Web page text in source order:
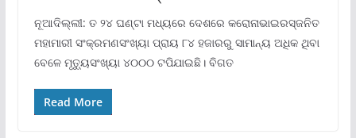
ନୂଆଦିଲ୍ଲୀ: ତ ୨୪ ଘଣ୍ଟା ମଧ୍ୟରେ ଦେଶରେ କରୋନାଭାଇରସ୍ଜନିତ
ମହାମାରୀ ସଂକ୍ରମଣସଂଖ୍ୟା ପ୍ରାୟ ୮୪ ହଜାରରୁ ସାମାନ୍ୟ ଅଧିକ ଥିବା
ବେଳେ ମୃତ୍ୟୁସଂଖ୍ୟା ୪୦୦୦ ଟପିଯାଇଛି। ବିଗତ
Read More